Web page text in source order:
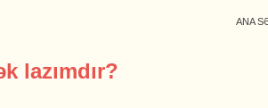
ANA
lazımdır?